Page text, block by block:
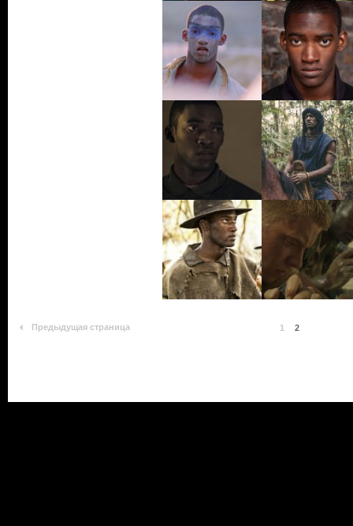
Предыдущая страница 1 2